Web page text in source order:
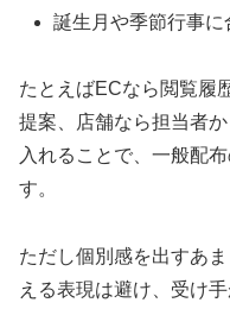
誕生月や季節行事に
たとえばECなら閲覧履
提案、店舗なら担当者
入れることで、一般配
す。
ただし個別感を出すあ
える表現は避け、受け